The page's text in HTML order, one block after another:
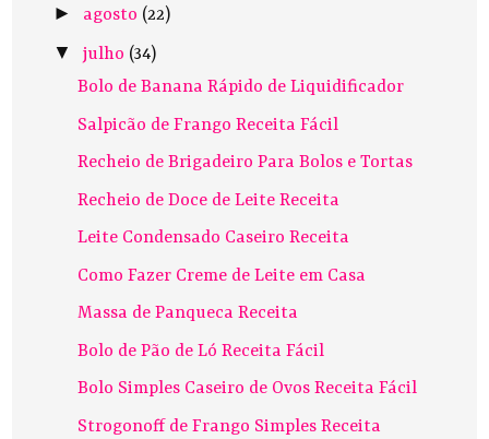
► agosto (22)
▼ julho (34)
Bolo de Banana Rápido de Liquidificador
Salpicão de Frango Receita Fácil
Recheio de Brigadeiro Para Bolos e Tortas
Recheio de Doce de Leite Receita
Leite Condensado Caseiro Receita
Como Fazer Creme de Leite em Casa
Massa de Panqueca Receita
Bolo de Pão de Ló Receita Fácil
Bolo Simples Caseiro de Ovos Receita Fácil
Strogonoff de Frango Simples Receita